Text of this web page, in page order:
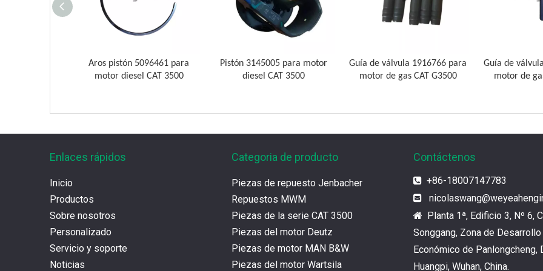
Aros pistón 5096461 para
motor diesel CAT 3500
Pistón 3145005 para motor
diesel CAT 3500
Guía de válvula 1916766 para
motor de gas CAT G3500
Guía de
motor de
Enlaces rápidos
Inicio
Productos
Sobre nosotros
Personalizado
Servicio y soporte
Noticias
Categoria de producto
Piezas de repuesto Jenbacher
Repuestos MWM
Piezas de la serie CAT 3500
Piezas del motor Deutz
Piezas de motor MAN B&W
Piezas del motor Wartsila
Contáctenos
 +86-18007147783
 nicolaswang
 Planta 1ª, Edificio 3, Nº 6,
Songgang, Zona de Desarrollo
Económico de Panlongcheng,
Huangpi, Wuhan, China.